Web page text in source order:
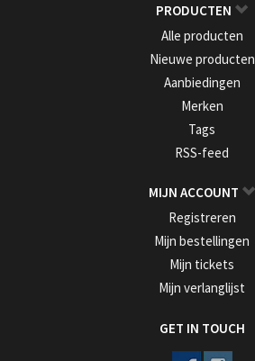
PRODUCTEN
Alle producten
Nieuwe producten
Aanbiedingen
Merken
Tags
RSS-feed
MIJN ACCOUNT
Registreren
Mijn bestellingen
Mijn tickets
Mijn verlanglijst
GET IN TOUCH